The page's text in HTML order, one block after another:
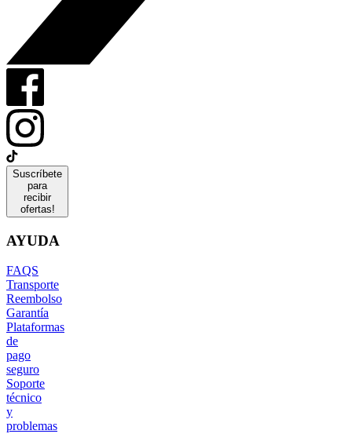
Suscríbete
para
recibir
ofertas!
AYUDA
FAQS
Transporte
Reembolso
Garantía
Plataformas
de
pago
seguro
Soporte
técnico
y
problemas